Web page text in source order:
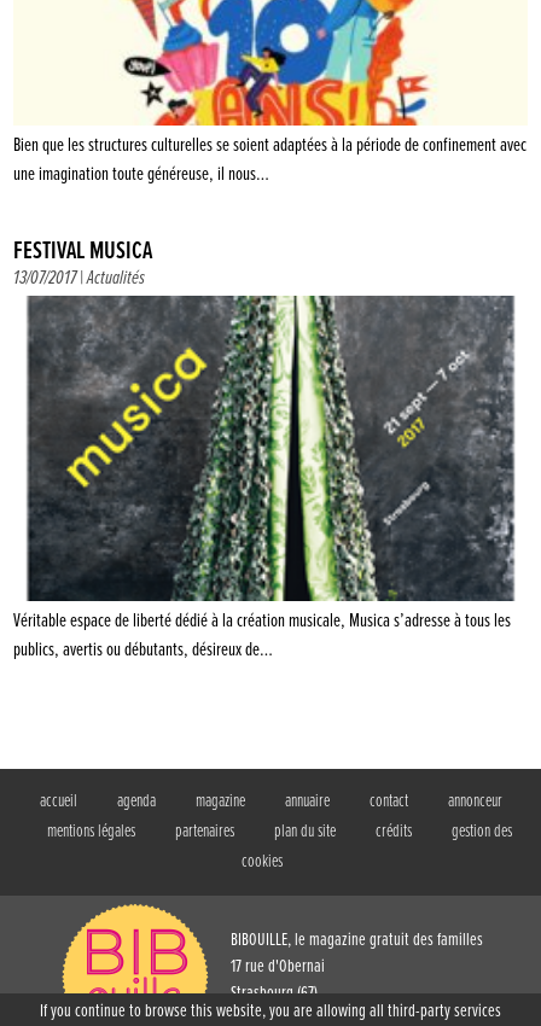
Bien que les structures culturelles se soient adaptées à la période de confinement avec
une imagination toute généreuse, il nous…
FESTIVAL MUSICA
13/07/2017 |Actualités
Véritable espace de liberté dédié à la création musicale, Musica s’adresse à tous les
publics, avertis ou débutants, désireux de…
accueil agenda magazine annuaire contact
annonceur
mentions légales
partenaires plan du site crédits
gestion des
cookies
BIBOUILLE, le magazine gratuit des familles
17 rue d'Obernai
Strasbourg (67)
T. 03 88 61 73 54
If you continue to browse this website, you are allowing all third-party services